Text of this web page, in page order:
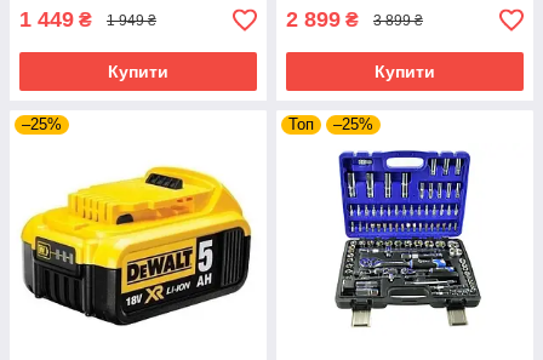
1 449 ₴ 1 949 ₴
Купити
2 899 ₴ 3 899 ₴
Купити
–25% Топ –25%